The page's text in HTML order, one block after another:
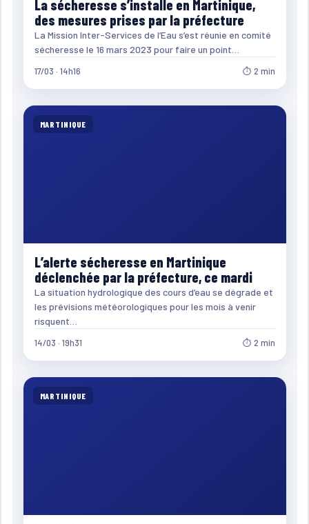
La sécheresse s’installe en Martinique,
des mesures prises par la préfecture
La Mission Inter-Services de l’Eau s’est réunie en comité
sécheresse le 16 mars 2023 pour faire un point…
17/03 · 14h16 ⏱ 2 min
MARTINIQUE
L’alerte sécheresse en Martinique
déclenchée par la préfecture, ce mardi
La situation hydrologique des cours d’eau se dégrade et
les prévisions météorologiques pour les mois à venir
risquent…
14/03 · 19h31 ⏱ 2 min
MARTINIQUE